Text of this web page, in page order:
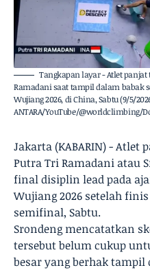
Tangkapan layar - Atlet
Ramadani saat tampil dalam babak
Wujiang 2026, di China, Sabtu (9/5/
ANTARA/YouTube/@worldclimbing/
Jakarta (KABARIN) - Atlet
Putra Tri Ramadani atau
final disiplin lead pada
Wujiang 2026 setelah
semifinal, Sabtu.
Srondeng mencatatkan
tersebut belum cukup
besar yang berhak